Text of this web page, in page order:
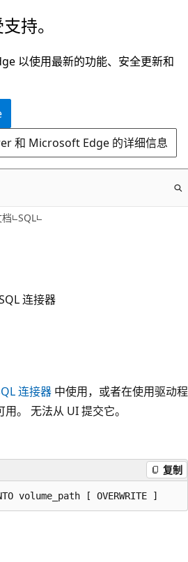
持。
以使用最新的功能、安全更新和
和 Microsoft Edge 的详细信息
SQL
连接器
连接器 中使用，或者在使用驱动程
。 无法从 UI 提交它。
复制